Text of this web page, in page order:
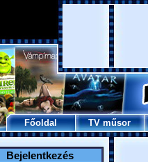
Főoldal TV műsor
Bejelentkezés